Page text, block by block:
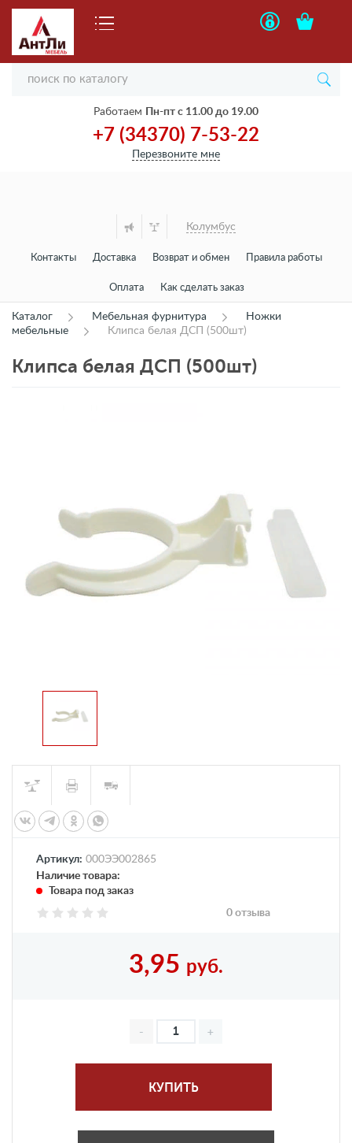
Работаем Пн-пт с 11.00 до 19.00
+7 (34370) 7-53-22
Перезвоните мне
Колумбус
Контакты Доставка Возврат и обмен Правила работы
Оплата Как сделать заказ
Каталог Мебельная фурнитура
Ножки
мебельные
Клипса белая ДСП (500шт)
Клипса белая ДСП (500шт)
Артикул: 000ЭЭ002865
Наличие товара:
Товара под заказ
0 отзыва
3,95 руб.
КУПИТЬ